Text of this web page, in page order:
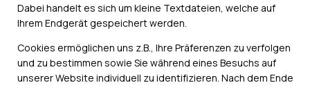
Dabei handelt es sich um kleine Textdateien, welche auf
Ihrem Endgerät gespeichert werden.
Cookies ermöglichen uns z.B., Ihre Präferenzen zu verfolgen
und zu bestimmen sowie Sie während eines Besuchs auf
unserer Website individuell zu identifizieren. Nach dem Ende